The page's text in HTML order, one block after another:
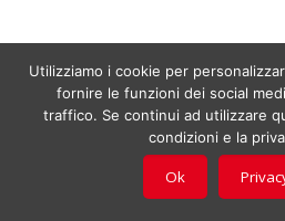
Utilizziamo i cookie per
fornire le funzioni dei social
traffico. Se continui ad utilizzare
condizioni e la
Ok